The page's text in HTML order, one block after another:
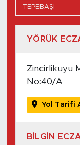
YÖRÜK
Zincirlikuyu
No:40/A
Yol Tarifi
BİLGİN